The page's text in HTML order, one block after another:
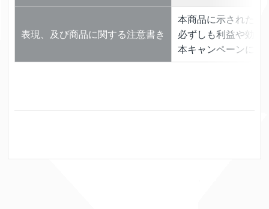
表現、及び商品に関する注意書き
本商品に示された表
必ずしも利益や効果
本キャンペーンに関